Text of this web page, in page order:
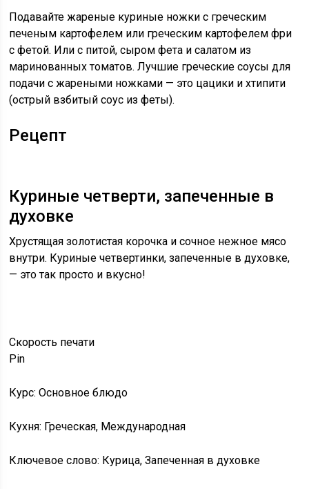
Подавайте жареные куриные ножки с греческим
печеным картофелем или греческим картофелем фри
с фетой. Или с питой, сыром фета и салатом из
маринованных томатов. Лучшие греческие соусы для
подачи с жареными ножками — это цацики и хтипити
(острый взбитый соус из феты).
Рецепт
Куриные четверти, запеченные в
духовке
Хрустящая золотистая корочка и сочное нежное мясо
внутри. Куриные четвертинки, запеченные в духовке,
— это так просто и вкусно!
Скорость печати
Pin
Курс: Основное блюдо
Кухня: Греческая, Международная
Ключевое слово: Курица, Запеченная в духовке